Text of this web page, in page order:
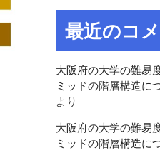
最近のコ
大阪府の大学の難易
ミッドの階層構造に
より
大阪府の大学の難易
ミッドの階層構造に